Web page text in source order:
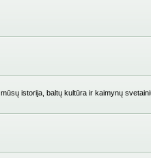
istorija, baltų kultūra ir kaimynų